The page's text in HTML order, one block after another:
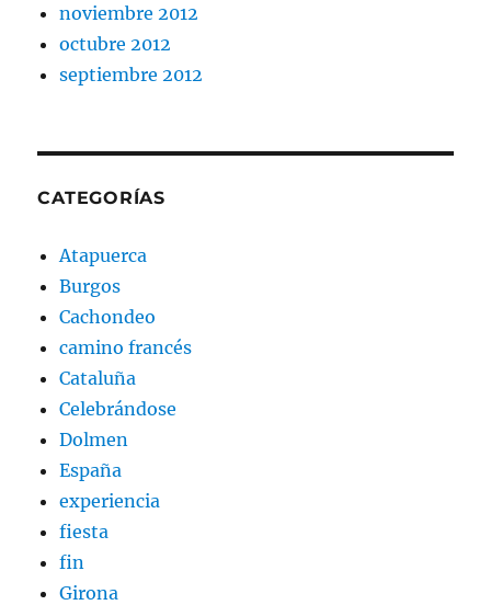
noviembre 2012
octubre 2012
septiembre 2012
CATEGORÍAS
Atapuerca
Burgos
Cachondeo
camino francés
Cataluña
Celebrándose
Dolmen
España
experiencia
fiesta
fin
Girona